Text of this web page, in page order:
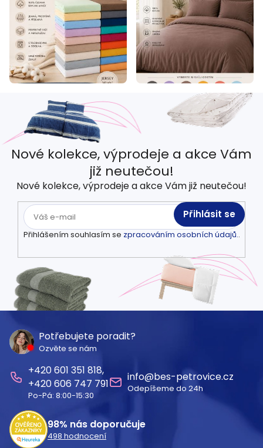
Nové kolekce, výprodeje a akce Vám
již neutečou!
Nové kolekce, výprodeje a akce Vám již neutečou!
Přihlášením souhlasím se zpracováním osobních údajů..
Přihlásit se
Potřebujete poradit?
Ozvěte se nám
601 351 818
606 747 791
Po-Pá: 8:00-15:30
info@bes-petrovice.cz
Odepíšeme do 24h
98% nás doporučuje
498 hodnocení